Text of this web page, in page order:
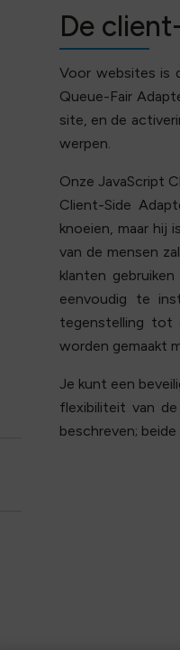
De
Voor websites is
Queue-Fair
site, en de
werpen.
Onze JavaScript
Client-Side
knoeien, maar hij
van de mensen
klanten
eenvoudig te
tegenstelling tot
worden gemaakt
Je kunt een
flexibiliteit van
beschreven;